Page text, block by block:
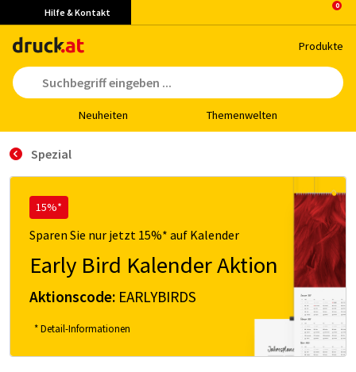
Hilfe & Kontakt
Pro­duk­te
Neu­hei­ten The­men­wel­ten
Spezial
15%*
Sparen Sie nur jetzt 15%* auf Kalender
Early Bird Kalender Aktion
Aktionscode: EARLYBIRDS
* Detail-Informationen